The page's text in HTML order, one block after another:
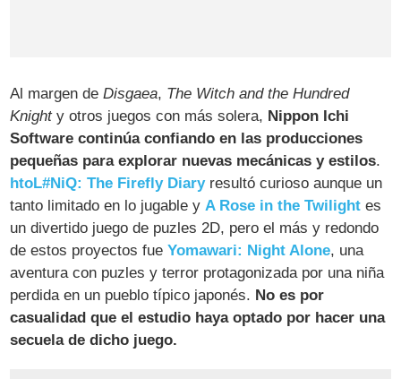
Al margen deDisgaea, The Witch and the Hundred
Knighty otros juegos con más solera, Nippon Ichi
Software continúa confiando en las producciones
pequeñas para explorar nuevas mecánicas y estilos.
htoL#NiQ: The Firefly Diaryresultó curioso aunque un
tanto limitado en lo jugable y A Rose in the Twilight es
un divertido juego de puzles 2D, pero el más y redondo
de estos proyectos fueYomawari: Night Alone, una
aventura con puzles y terror protagonizada por una niña
perdida en un pueblo típico japonés. No es por
casualidad que el estudio haya optado por hacer una
secuela de dicho juego.